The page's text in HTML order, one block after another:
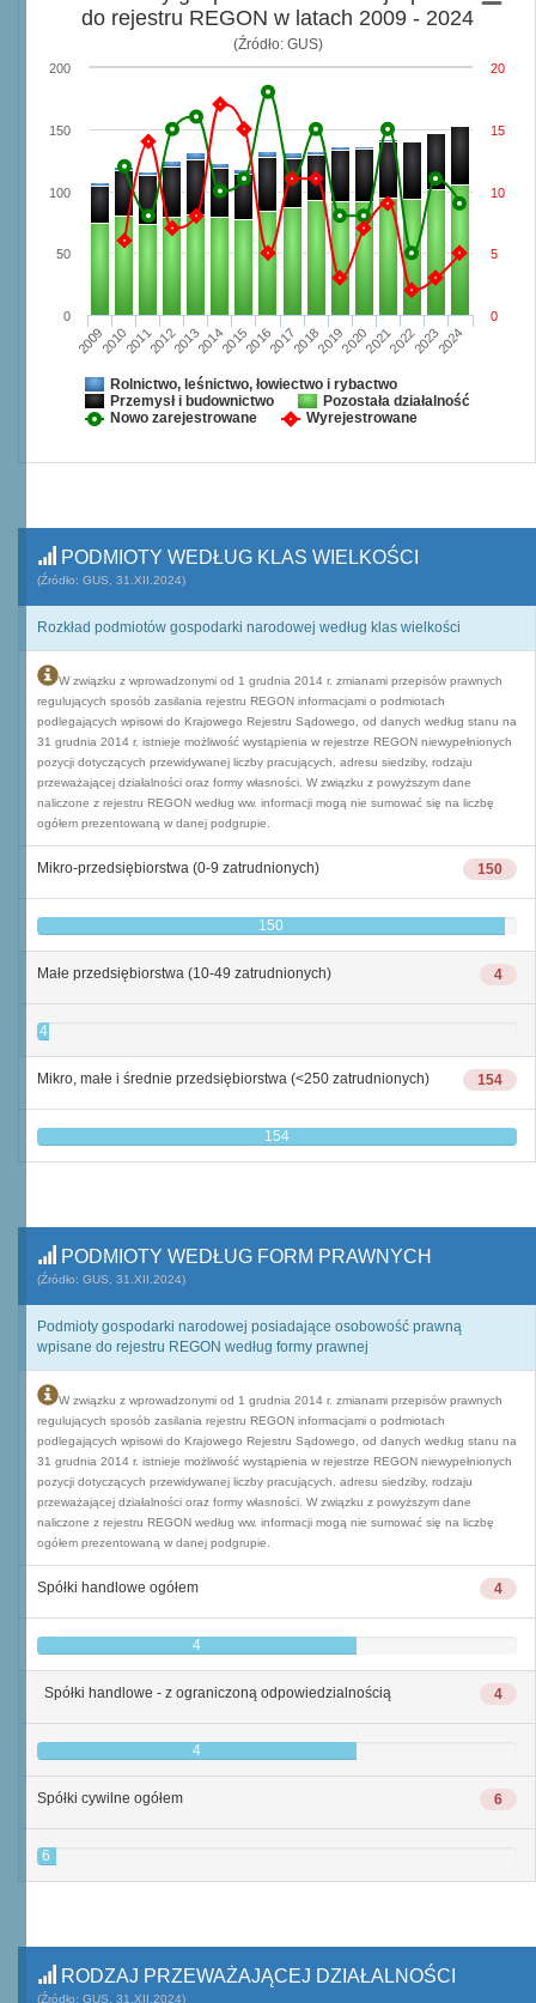
do rejestru REGON w latach 2009 - 2024
(Źródło: GUS)
2009201020112012201320142015201620172018201920202021202220232024
0
50
100
150
200
0
5
10
15
20
Rolnictwo, leśnictwo, łowiectwo i rybactwo
Przemysł i budownictwo
Pozostała działalność
Nowo zarejestrowane
Wyrejestrowane
PODMIOTY WEDŁUG KLAS WIELKOŚCI
(Źródło: GUS, 31.XII.2024)
Rozkład podmiotów gospodarki narodowej według klas wielkości
W związku z wprowadzonymi od 1 grudnia 2014 r. zmianami przepisów prawnych
regulujących sposób zasilania rejestru REGON informacjami o podmiotach
podlegających wpisowi do Krajowego Rejestru Sądowego, od danych według stanu na
31 grudnia 2014 r. istnieje możliwość wystąpienia w rejestrze REGON niewypełnionych
pozycji dotyczących przewidywanej liczby pracujących, adresu siedziby, rodzaju
przeważającej działalności oraz formy własności. W związku z powyższym dane
naliczone z rejestru REGON według ww. informacji mogą nie sumować się na liczbę
ogółem prezentowaną w danej podgrupie.
150
Mikro-przedsiębiorstwa (0-9 zatrudnionych)
150
4
Małe przedsiębiorstwa (10-49 zatrudnionych)
4
154
Mikro, małe i średnie przedsiębiorstwa (<250 zatrudnionych)
154
PODMIOTY WEDŁUG FORM PRAWNYCH
(Źródło: GUS, 31.XII.2024)
Podmioty gospodarki narodowej posiadające osobowość prawną
wpisane do rejestru REGON według formy prawnej
W związku z wprowadzonymi od 1 grudnia 2014 r. zmianami przepisów prawnych
regulujących sposób zasilania rejestru REGON informacjami o podmiotach
podlegających wpisowi do Krajowego Rejestru Sądowego, od danych według stanu na
31 grudnia 2014 r. istnieje możliwość wystąpienia w rejestrze REGON niewypełnionych
pozycji dotyczących przewidywanej liczby pracujących, adresu siedziby, rodzaju
przeważającej działalności oraz formy własności. W związku z powyższym dane
naliczone z rejestru REGON według ww. informacji mogą nie sumować się na liczbę
ogółem prezentowaną w danej podgrupie.
4
Spółki handlowe ogółem
4
4
Spółki handlowe - z ograniczoną odpowiedzialnością
4
6
Spółki cywilne ogółem
6
RODZAJ PRZEWAŻAJĄCEJ DZIAŁALNOŚCI
(Źródło: GUS, 31.XII.2024)